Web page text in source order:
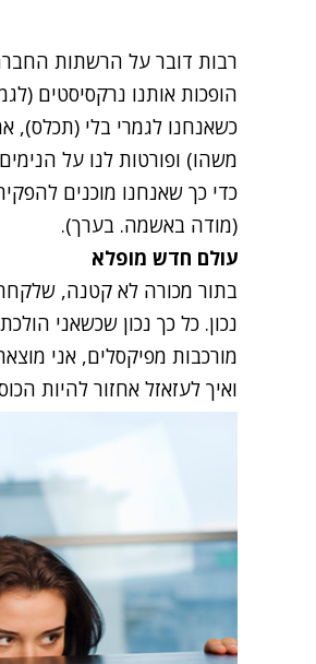
רבות דובר על הרשתות
הופכות אותנו נרקסיסטים
כשאנחנו לגמרי בלי (תכלס),
משהו) ופורטות לנו על
כדי כך שאנחנו מוכנים
(מודה באשמה. בערך).
עולם חדש מופלא
בתור מכורה לא קטנה,
נכון. כל כך נכון שכשאני
מורכבות מפיקסלים, אני
ואיך לעזאזל אחזור להיות